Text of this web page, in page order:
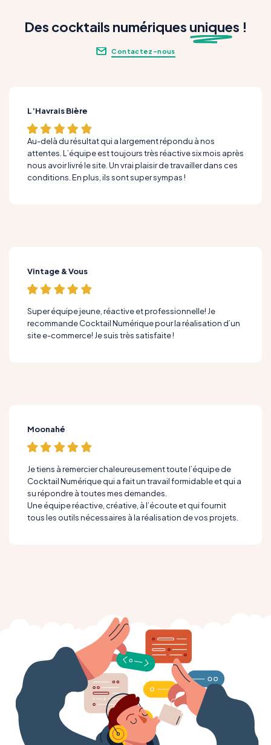
Des cocktails numériques uniques !
Contactez-nous
L’Havrais Bière
Au-delà du résultat qui a largement répondu à nos
attentes. L’équipe est toujours très réactive six mois après
nous avoir livré le site. Un vrai plaisir de travailler dans ces
conditions. En plus, ils sont super sympas !
Vintage & Vous
Super équipe jeune, réactive et professionnelle! Je
recommande Cocktail Numérique pour la réalisation d’un
site e-commerce! Je suis très satisfaite !
Moonahé
Je tiens à remercier chaleureusement toute l’équipe de
Cocktail Numérique qui a fait un travail formidable et qui a
su répondre à toutes mes demandes.
Une équipe réactive, créative, à l’écoute et qui fournit
tous les outils nécessaires à la réalisation de vos projets.